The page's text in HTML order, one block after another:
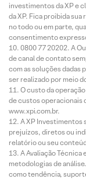
investimentos da XP e
da XP. Fica proibida
no todo ou em parte,
consentimento
0800 77 20202. A
de canal de contato
com as soluções dadas
ser realizado por meio
O custo da
de custos operacionais
www.xpi.com.br.
A XP Investimentos
prejuízos, diretos ou
relatório ou seu
A Avaliação Técnica
metodologias de
como tendência,